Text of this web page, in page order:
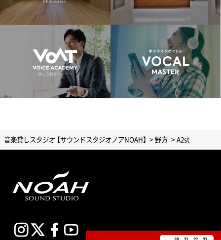
音楽貸しスタジオ 【サウンドスタジオノアNOAH】 野方 A2st